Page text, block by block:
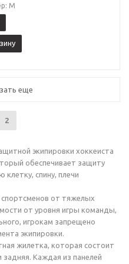
M
еще
2
экипировки хоккеиста
обеспечивает защиту
клетку, спину, плечи
от тяжелых
от уровня игры команды,
игрокам запрещено
экипировки.
жилетка, которая состоит
задняя. Каждая из панелей